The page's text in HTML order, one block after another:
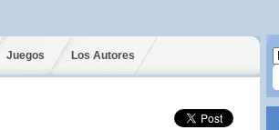
Juegos Los Autores